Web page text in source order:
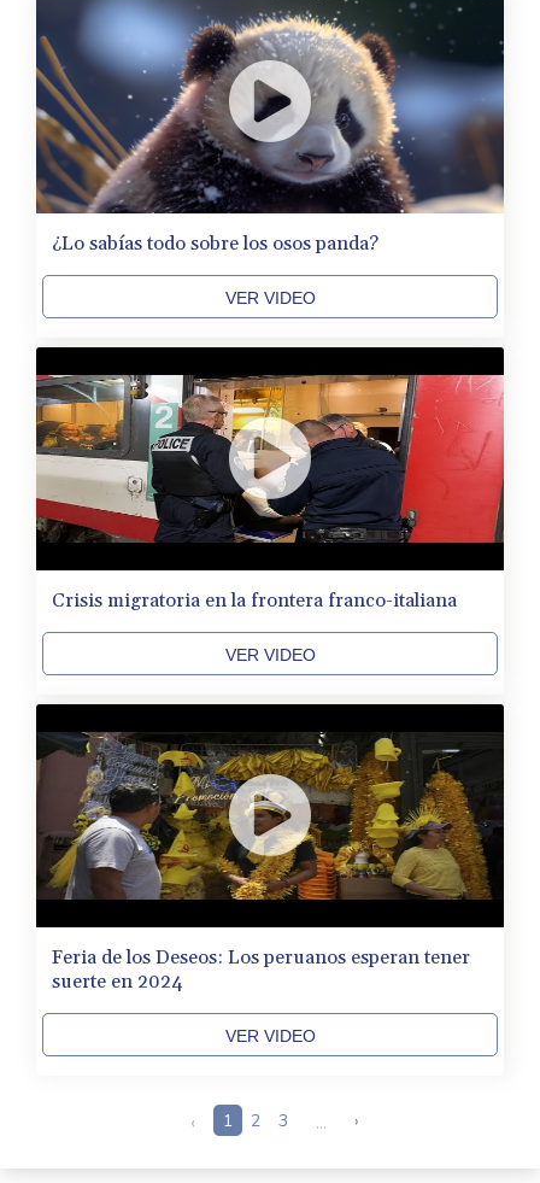
¿Lo sabías todo sobre los osos panda?
VER VIDEO
Crisis migratoria en la frontera franco-italiana
VER VIDEO
Feria de los Deseos: Los peruanos esperan tener
suerte en 2024
VER VIDEO
‹ 1 2 3 ... ›